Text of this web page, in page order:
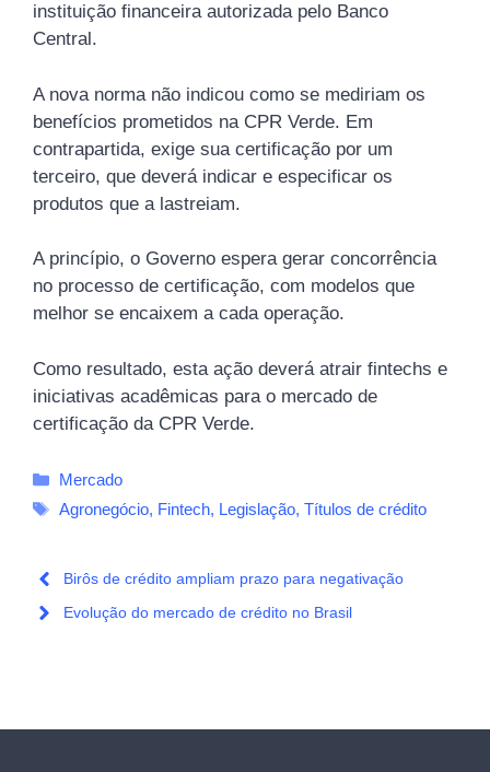
instituição financeira autorizada pelo Banco
Central.
A nova norma não indicou como se mediriam os
benefícios prometidos na CPR Verde. Em
contrapartida, exige sua certificação por um
terceiro, que deverá indicar e especificar os
produtos que a lastreiam.
A princípio, o Governo espera gerar concorrência
no processo de certificação, com modelos que
melhor se encaixem a cada operação.
Como resultado, esta ação deverá atrair fintechs e
iniciativas acadêmicas para o mercado de
certificação da CPR Verde.
Categorias
Mercado
Tags
Agronegócio, Fintech, Legislação, Títulos de crédito
Birôs de crédito ampliam prazo para negativação
Evolução do mercado de crédito no Brasil